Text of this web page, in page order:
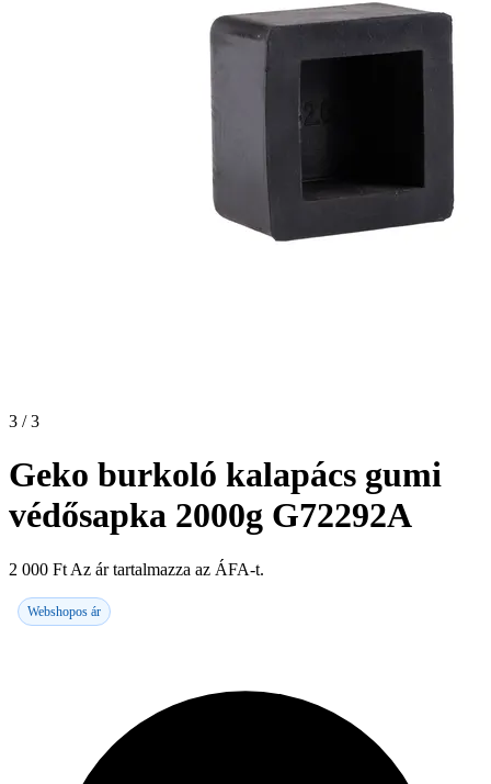
3 / 3
Geko burkoló kalapács gumi
védősapka 2000g G72292A
2 000 Ft Az ár tartalmazza az ÁFA-t.
Webshopos ár